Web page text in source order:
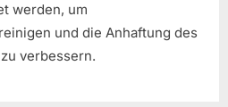
werden, um
und die Anhaftung des
verbessern.